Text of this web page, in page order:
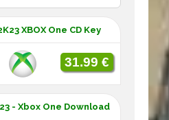
XBOX One CD Key
31.99 €
- Xbox One Download